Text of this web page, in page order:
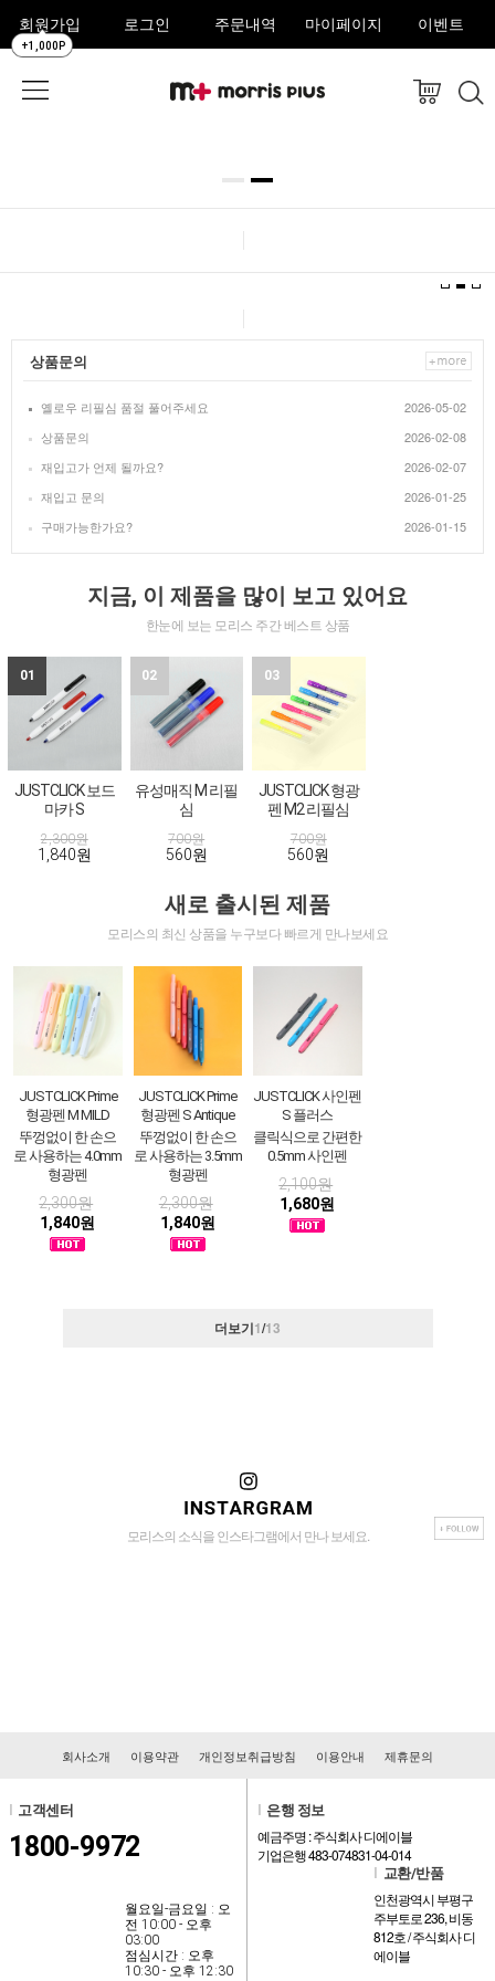
회원가입
+1,000P
로그인 주문내역 마이페이지 이벤트
상품문의
옐로우 리필심 품절 풀어주세요
2026-05-02
상품문의
2026-02-08
재입고가 언제 될까요?
2026-02-07
재입고 문의
2026-01-25
구매가능한가요?
2026-01-15
지금, 이 제품을 많이 보고 있어요
한눈에 보는 모리스 주간 베스트 상품
01
JUSTCLICK 보드
마카 S
2,300원
1,840원
02
유성매직 M 리필
심
700원
560원
03
JUSTCLICK 형광
펜 M2 리필심
700원
560원
새로 출시된 제품
모리스의 최신 상품을 누구보다 빠르게 만나보세요
JUSTCLICK Prime
형광펜 M MILD
뚜껑없이 한 손으
로 사용하는 4.0mm
형광펜
2,300원
1,840원
JUSTCLICK Prime
형광펜 S Antique
뚜껑없이 한 손으
로 사용하는 3.5mm
형광펜
2,300원
1,840원
JUSTCLICK 사인펜
S 플러스
클릭식으로 간편한
0.5mm 사인펜
2,100원
1,680원
더보기1/13
모리스의 소식을 인스타그램에서 만나 보세요.
회사소개 이용약관 개인정보취급방침 이용안내 제휴문의
고객센터
1800-9972
월요일-금요일 : 오
전 10:00 - 오후
03:00
점심시간 : 오후
10:30 - 오후 12:30
은행 정보
예금주명 : 주식회사 디에이블
기업은행 483-074831-04-014
교환/반품
인천광역시 부평구
주부토로 236, 비동
812호 / 주식회사 디
에이블